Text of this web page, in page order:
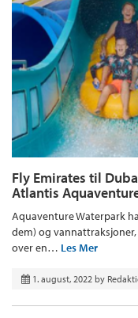
Fly Emirates til
Atlantis
Aquaventure Waterpark
dem) og
over en… Les Mer
1. august, 2022 by